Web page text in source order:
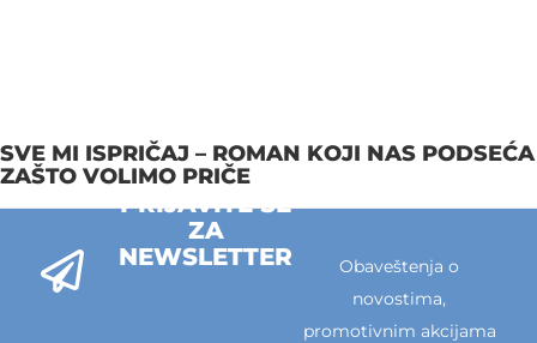
SVE MI ISPRIČAJ – ROMAN KOJI NAS PODSEĆA
ZAŠTO VOLIMO PRIČE
PRIJAVITE SE
ZA
NEWSLETTER
Obaveštenja o
novostima,
promotivnim akcijama